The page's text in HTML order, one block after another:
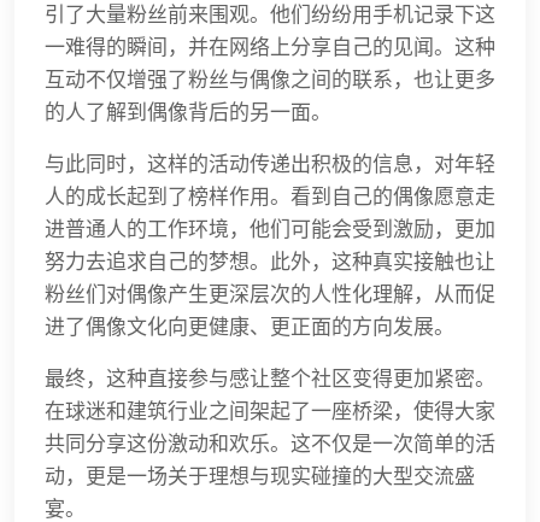
引了大量粉丝前来围观。他们纷纷用手机记录下这
一难得的瞬间，并在网络上分享自己的见闻。这种
互动不仅增强了粉丝与偶像之间的联系，也让更多
的人了解到偶像背后的另一面。
与此同时，这样的活动传递出积极的信息，对年轻
人的成长起到了榜样作用。看到自己的偶像愿意走
进普通人的工作环境，他们可能会受到激励，更加
努力去追求自己的梦想。此外，这种真实接触也让
粉丝们对偶像产生更深层次的人性化理解，从而促
进了偶像文化向更健康、更正面的方向发展。
最终，这种直接参与感让整个社区变得更加紧密。
在球迷和建筑行业之间架起了一座桥梁，使得大家
共同分享这份激动和欢乐。这不仅是一次简单的活
动，更是一场关于理想与现实碰撞的大型交流盛
宴。